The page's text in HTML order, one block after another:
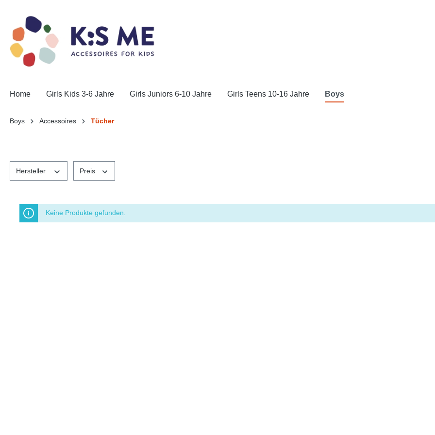
Home Girls Kids 3-6 Jahre Girls Juniors 6-10 Jahre Girls Teens 10-16 Jahre Boys
Boys Accessoires Tücher
Hersteller Preis
Keine Produkte gefunden.